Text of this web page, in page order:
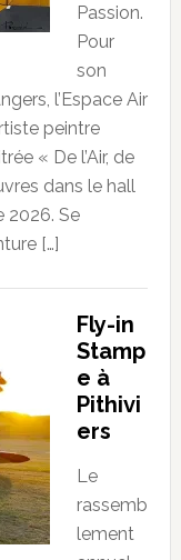
Passion.
Pour
son
l’Espace Air
peintre
« De l’Air, de
dans le hall
2026. Se
[…]
Fly-in
Stamp
e à
Pithivi
ers
Le
rassemb
lement